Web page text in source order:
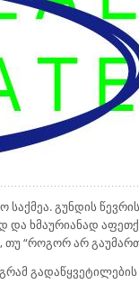
გუნდის
და ხმაურიანად
“როგორ არ